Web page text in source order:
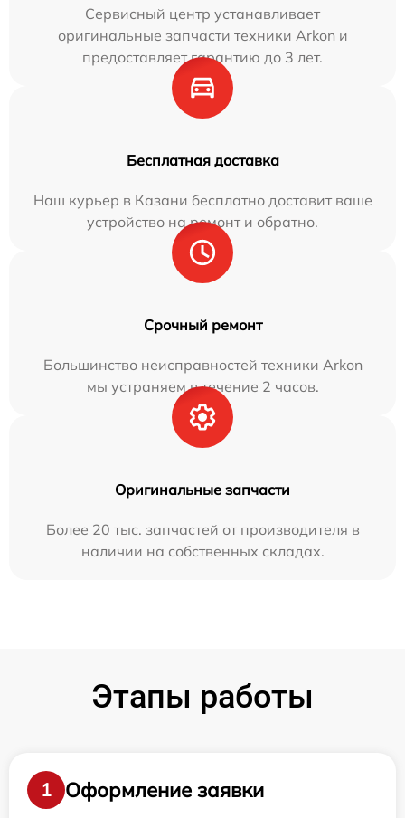
Сервисный центр устанавливает
оригинальные запчасти техники Arkon и
предоставляет гарантию до 3 лет.
Бесплатная доставка
Наш курьер в Казани бесплатно доставит ваше
устройство на ремонт и обратно.
Срочный ремонт
Большинство неисправностей техники Arkon
мы устраняем в течение 2 часов.
Оригинальные запчасти
Более 20 тыс. запчастей от производителя в
наличии на собственных складах.
Этапы работы
1
Оформление заявки